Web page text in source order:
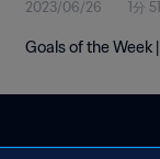
2023/06/26 1分
Goals of the Week